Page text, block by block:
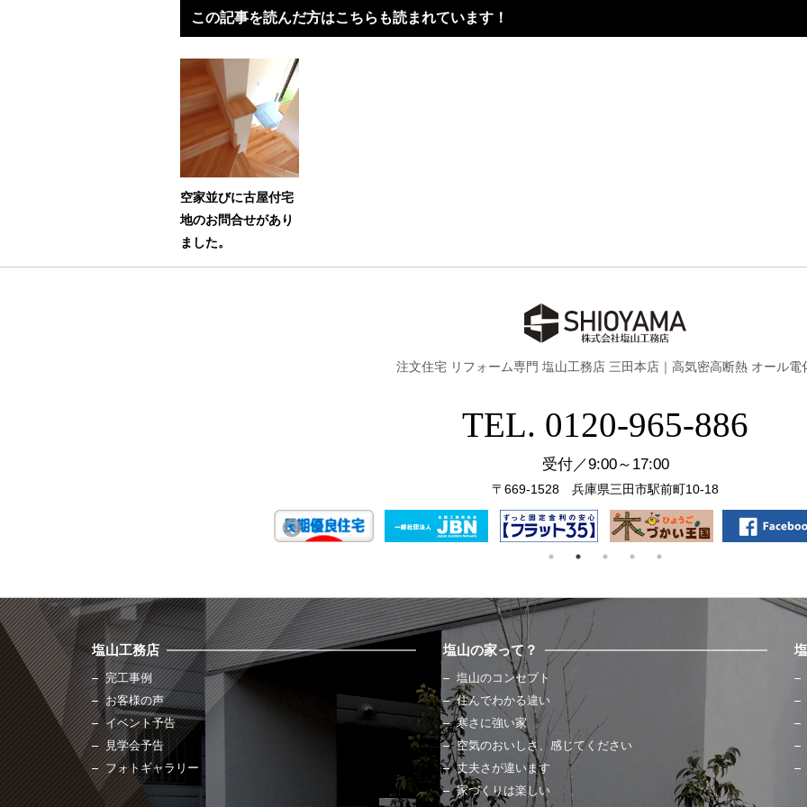
この記事を読んだ方はこちらも読まれています！
空家並びに古屋付宅
地のお問合せがあり
ました。
注文住宅 リフォーム専門 塩山工務店 三田本店｜ 高気密高断熱 オール電
TEL. 0120-965-886
受付／9:00～17:00
〒669-1528 兵庫県三田市駅前町10-18
塩山工務店
完工事例
お客様の声
イベント予告
見学会予告
フォトギャラリー
塩山の家って？
塩山のコンセプト
住んでわかる違い
寒さに強い家
空気のおいしさ、感じてください
丈夫さが違います
家づくりは楽しい